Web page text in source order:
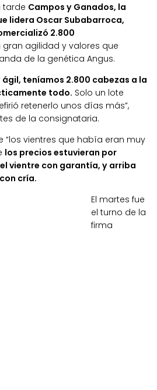
tarde Campos y Ganados, la
lidera Oscar Subabarroca,
2.800
agilidad y valores que
de la genética Angus.
ágil, teníamos 2.800 cabezas a la
todo. Solo un lote
retenerlo unos días más”,
de la consignataria.
“los vientres que había eran muy
los precios estuvieran por
vientre con garantía, y arriba
cría.
El martes fue
el turno de la
firma